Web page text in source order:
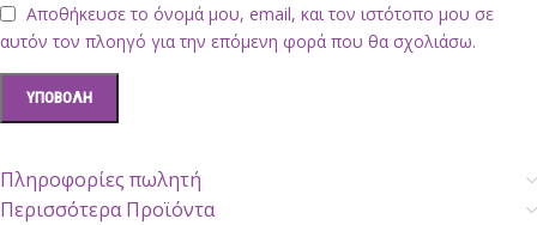
Αποθήκευσε το όνομά μου, email, και τον ιστότοπο μου σε
αυτόν τον πλοηγό για την επόμενη φορά που θα σχολιάσω.
Πληροφορίες πωλητή
Περισσότερα Προϊόντα